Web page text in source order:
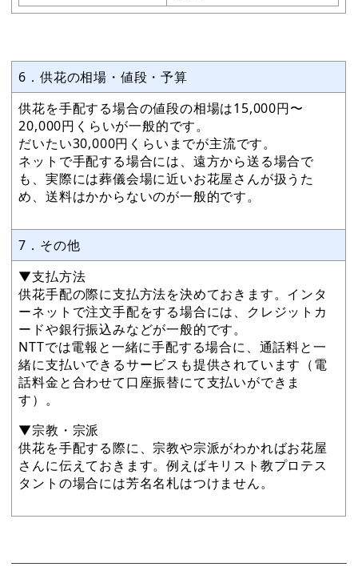
6．供花の相場・値段・予算
供花を手配する場合の値段の相場は15,000円〜
20,000円くらいが一般的です。
だいたい30,000円くらいまでが主流です。
ネットで手配する場合には、遠方から送る場合で
も、実際には葬儀会場に近いお花屋さんが扱うた
め、送料はかからないのが一般的です。
7．その他
▼支払方法
供花手配の際に支払方法を決めておきます。インタ
ーネットで注文手配をする場合には、クレジットカ
ードや銀行振込みなどが一般的です。
NTTでは電報と一緒に手配する場合に、通話料と一
緒に支払いできるサービスも提供されています（電
話料金と合わせて口座振替にて支払いができま
す）。
▼宗教・宗派
供花を手配する際に、宗教や宗派がわかればお花屋
さんに伝えておきます。例えばキリスト教プロテス
タントの場合には芳名名札はつけません。